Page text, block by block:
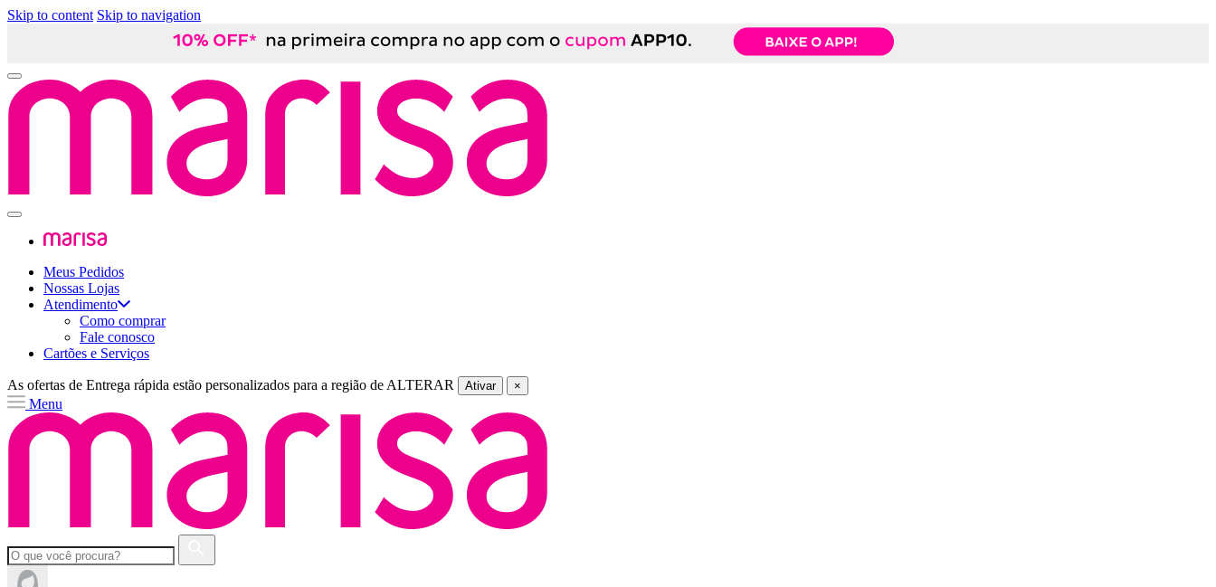
Skip to content Skip to navigation
Meus Pedidos
Nossas Lojas
Atendimento
Como comprar
Fale conosco
Cartões e Serviços
As ofertas de Entrega rápida estão personalizados para a região de ALTERAR Ativar ×
Menu